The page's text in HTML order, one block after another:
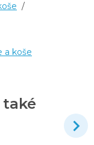
/
a koše